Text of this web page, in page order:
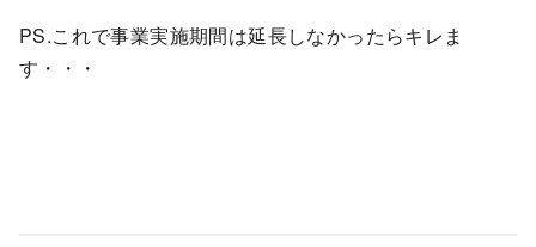
PS.これで事業実施期間は延長しなかったらキレま
す・・・